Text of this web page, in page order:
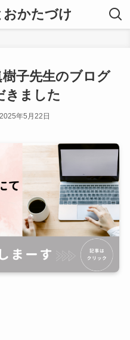
かたづけ
樹子先生のブログ
きました
2025年5月22日